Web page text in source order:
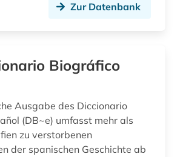
Zur Datenbank
Biográfico
Ausgabe des Diccionario
(DB~e) umfasst mehr als
zu verstorbenen
der spanischen Geschichte ab